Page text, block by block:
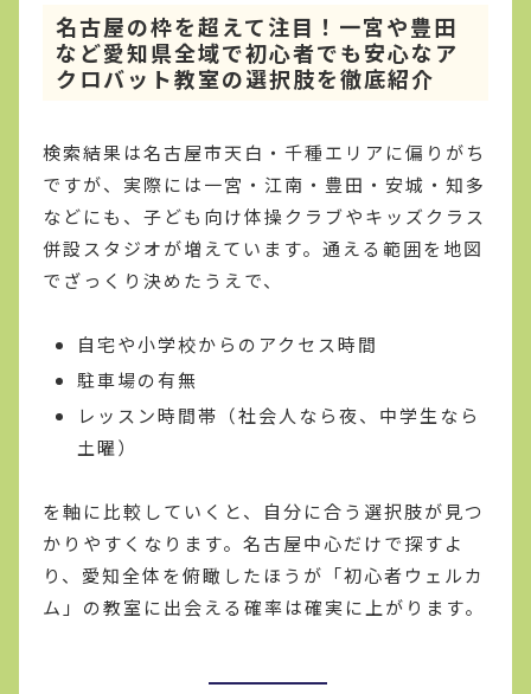
名古屋の枠を超えて注目！一宮や豊田
など愛知県全域で初心者でも安心なア
クロバット教室の選択肢を徹底紹介
検索結果は名古屋市天白・千種エリアに偏りがち
ですが、実際には一宮・江南・豊田・安城・知多
などにも、子ども向け体操クラブやキッズクラス
併設スタジオが増えています。通える範囲を地図
でざっくり決めたうえで、
自宅や小学校からのアクセス時間
駐車場の有無
レッスン時間帯（社会人なら夜、中学生なら
土曜）
を軸に比較していくと、自分に合う選択肢が見つ
かりやすくなります。名古屋中心だけで探すよ
り、愛知全体を俯瞰したほうが「初心者ウェルカ
ム」の教室に出会える確率は確実に上がります。